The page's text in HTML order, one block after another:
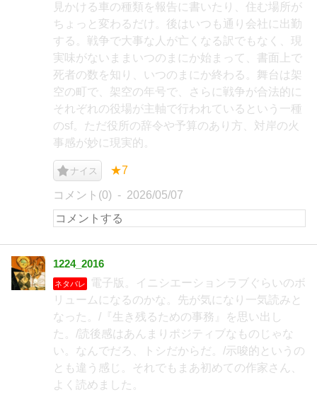
見かける車の種類を報告に書いたり、住む場所が
ちょっと変わるだけ。後はいつも通り会社に出勤
する。戦争で大事な人が亡くなる訳でもなく、現
実味がないままいつのまにか始まって、書面上で
死者の数を知り、いつのまにか終わる。舞台は架
空の町で、架空の年号で、さらに戦争が合法的に
それぞれの役場が主軸で行われているという一種
のsf。ただ役所の辞令や予算のあり方、対岸の火
事感が妙に現実的。
ナイス ★7
コメント(0) 2026/05/07
1224_2016
ネタバレ
電子版。イニシエーションラブぐらいのボ
リュームになるのかな。先が気になり一気読みと
なった。/『生き残るための事務』を思い出し
た。/読後感はあんまりポジティブなものじゃな
い。なんでだろ、トシだからだ。/示唆的というの
とも違う感じ。それでもまあ初めての作家さん、
よく読めました。